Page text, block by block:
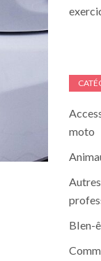
moto
Autres
BIen-